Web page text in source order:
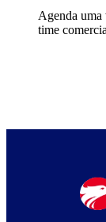
Agenda uma
time